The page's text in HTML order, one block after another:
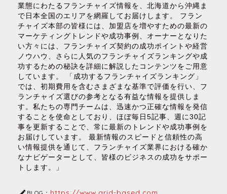
業態にわたるフランチャイズ情報を、北海道から沖縄ま
で日本全国のエリアを網羅してお届けします。 フラン
チャイズ本部の皆様には、加盟店を増やすための最新の
マーケティングトレンドや成功事例、オーナーとなりた
い方々には、フランチャイズ契約の成功ポイントや経営
ノウハウ、さらに人気のフランチャイズランキングや成
功するための秘訣を詳細に解説したコンテンツをご用意
しています。 「成功するフランチャイズランキング」
では、初期費用を含むさまざまな基準で評価を行い、フ
ランチャイズ選びの参考となる有益な情報を提供しま
す。私たちの専門チームは、迅速かつ正確な情報を発信
することを使命としており、ほぼ毎日5記事、週に30記
事を更新することで、常に最新のトレンドや成功事例を
お届けしています。 最新情報のスピードと信頼性の高
い情報提供を通じて、フランチャイズ業界における確か
なナビゲーターとして、皆様のビジネスの成功をサポー
トします。」
https://www.grid-based.com